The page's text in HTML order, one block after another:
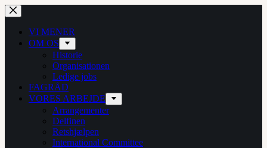
Fortsæt
til
indholdVI MENER
OM OS
Historie
Organisationen
Ledige jobs
FAGRÅD
VORES ARBEJDE
Arrangementer
Delfinen
Retshjælpen
International Committee